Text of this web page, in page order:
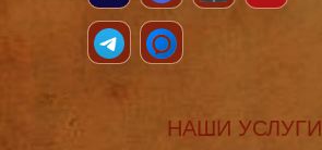
НАШИ УСЛУГИ